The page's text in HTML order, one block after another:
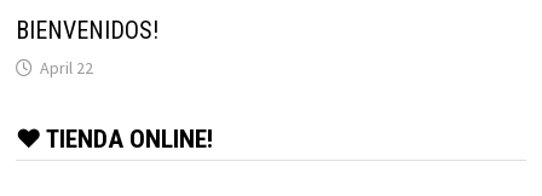
BIENVENIDOS!
April 22
♥ TIENDA ONLINE!